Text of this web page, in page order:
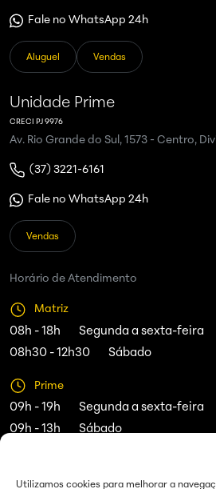
Utilizamos cookies para melhorar a
Fale no WhatsApp 24h
Aluguel Vendas
Unidade Prime
CRECI PJ 9976
Av. Rio Grande do Sul, 1573 - Centro,
(37) 3221-6161
Fale no WhatsApp 24h
Vendas
Horário de Atendimento
Matriz
08h - 18h
Segunda a sexta-feira
08h30 - 12h30
Sábado
Prime
09h - 19h
Segunda a sexta-feira
09h - 13h
Sábado